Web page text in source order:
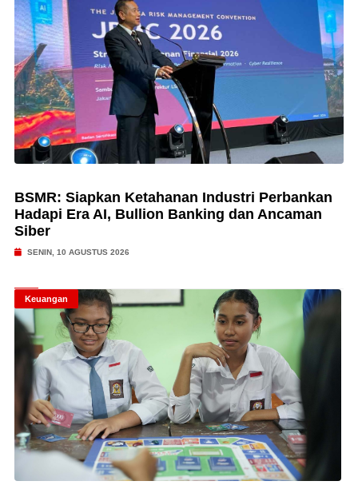
BSMR: Siapkan Ketahanan Industri Perbankan
Hadapi Era AI, Bullion Banking dan Ancaman
Siber
SENIN, 10 AGUSTUS 2026
Keuangan